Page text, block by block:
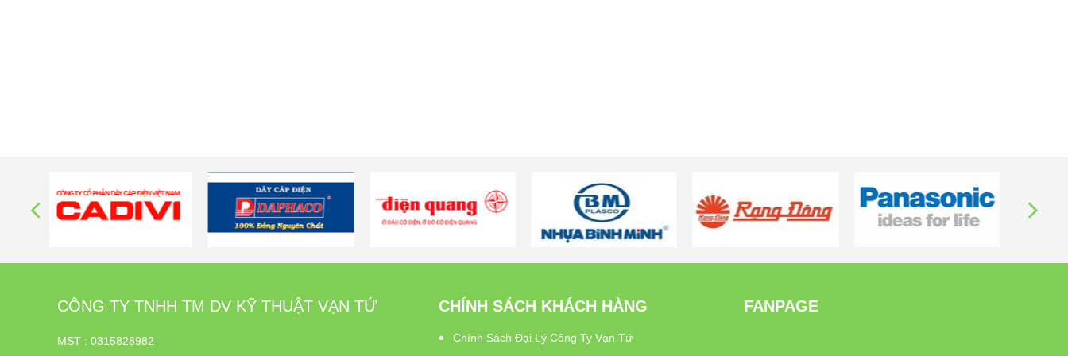
CÔNG TY TNHH TM DV KỸ THUẬT VẠN TỨ
MST : 0315828982
CHÍNH SÁCH KHÁCH HÀNG
Chính Sách Đại Lý Công Ty Vạn Tứ
FANPAGE